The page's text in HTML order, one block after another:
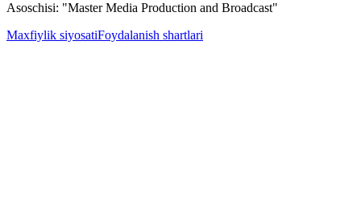
Asoschisi: "Master Media Production and Broadcast"
Maxfiylik siyosatiFoydalanish shartlari